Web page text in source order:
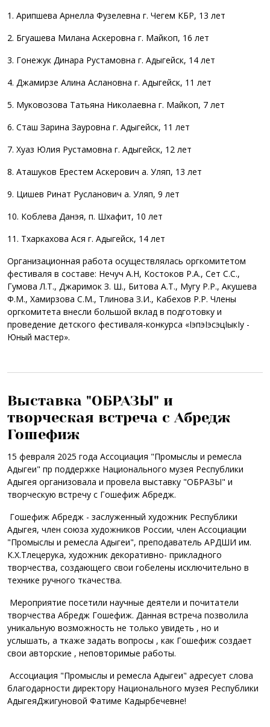
1. Арипшева Арнелла Фузелевна г. Чегем КБР, 13 лет
2. Бгуашева Милана Аскеровна г. Майкоп, 16 лет
3. Гонежук Динара Рустамовна г. Адыгейск, 14 лет
4. Джамирзе Алина Аслановна г. Адыгейск, 11 лет
5. Муковозова Татьяна Николаевна г. Майкоп, 7 лет
6. Сташ Зарина Зауровна г. Адыгейск, 11 лет
7. Хуаз Юлия Рустамовна г. Адыгейск, 12 лет
8. Аташуков Ерестем Аскерович а. Уляп, 13 лет
9. Цишев Ринат Русланович а. Уляп, 9 лет
10. Коблева Данэя, п. Шхафит, 10 лет
11. Тхаркахова Ася г. Адыгейск, 14 лет
Организационная работа осуществлялась оргкомитетом
фестиваля в составе: Нечуч А.Н, Костоков Р.А., Сет С.С.,
Гумова Л.Т., Джаримок З. Ш., Битова А.Т., Мугу Р.Р., Акушева
Ф.М., Хамирзова С.М., Тлинова З.И., Кабехов Р.Р. Члены
оргкомитета внесли большой вклад в подготовку и
проведение детского фестиваля-конкурса «IэпэIэсэцIыкIу -
Юный мастер».
Выставка "ОБРАЗЫ" и
творческая встреча с Абредж
Гошефиж
15 февраля 2025 года Ассоциация "Промыслы и ремесла
Адыгеи" пр поддержке Национального музея Республики
Адыгея организовала и провела выставку "ОБРАЗЫ" и
творческую встречу с Гошефиж Абредж.
Гошефиж Абредж - заслуженный художник Республики
Адыгея, член союза художников России, член Ассоциации
"Промыслы и ремесла Адыгеи", преподаватель АРДШИ им.
К.Х.Тлецерука, художник декоративно- прикладного
творчества, создающего свои гобелены исключительно в
технике ручного ткачества.
Мероприятие посетили научные деятели и почитатели
творчества Абредж Гошефиж. Данная встреча позволила
уникальную возможность не только увидеть , но и
услышать, а ткаже задать вопросы , как Гошефиж создает
свои авторские , неповторимые работы.
Ассоциация "Промыслы и ремесла Адыгеи" адресует слова
благодарности директору Национального музея Республики
АдыгеяДжигуновой Фатиме Кадырбечевне!